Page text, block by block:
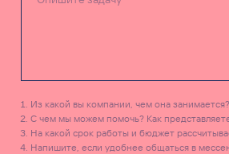
Из какой вы компании, чем она занимается?
С чем мы можем помочь? Как
На какой срок работы и бюджет
Напишите, если удобнее общаться в